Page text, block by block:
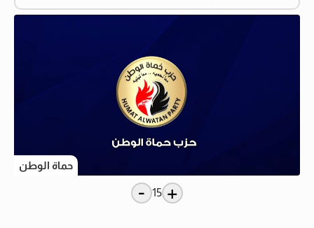
حماة الوطن
+
15
-